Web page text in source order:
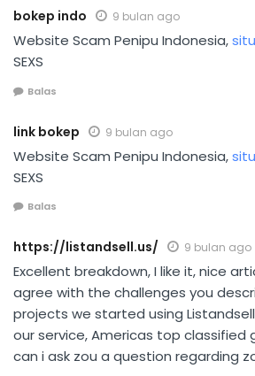
bokep indo 9 bulan ago
Website Scam Penipu Indonesia,
SEXS
Balas
link bokep 9 bulan ago
Website Scam Penipu Indonesia,
SEXS
Balas
https://listandsell.us/ 9 bulan ago
Excellent breakdown, I like it, nice
agree with the challenges you
projects we started using
our service, Americas top classified
can i ask zou a question regarding